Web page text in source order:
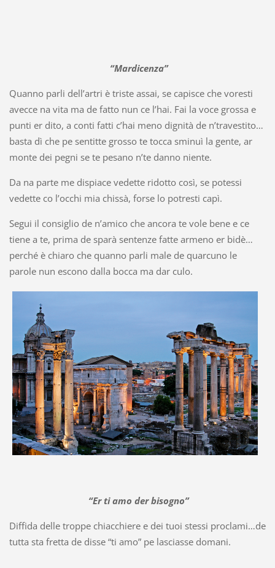
“Mardicenza”
Quanno parli dell’artri è triste assai, se capisce che voresti
avecce na vita ma de fatto nun ce l’hai. Fai la voce grossa e
punti er dito, a conti fatti c’hai meno dignità de n’travestito…
basta dì che pe sentitte grosso te tocca sminuì la gente, ar
monte dei pegni se te pesano n’te danno niente.
Da na parte me dispiace vedette ridotto così, se potessi
vedette co l’occhi mia chissà, forse lo potresti capì.
Segui il consiglio de n’amico che ancora te vole bene e ce
tiene a te, prima de sparà sentenze fatte armeno er bidè…
perché è chiaro che quanno parli male de quarcuno le
parole nun escono dalla bocca ma dar culo.
“Er ti amo der bisogno”
Diffida delle troppe chiacchiere e dei tuoi stessi proclami…de
tutta sta fretta de disse “ti amo” pe lasciasse domani.